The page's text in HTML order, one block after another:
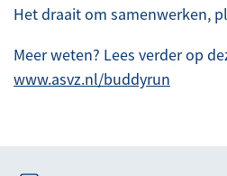
Het draait om samenwerken,
Meer weten? Lees verder op
www.asvz.nl/buddyrun